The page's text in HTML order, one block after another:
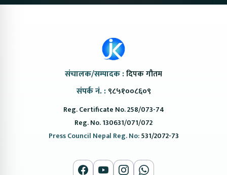
संचालक/सम्पादक :दिपक गौतम
संपर्क नं. : ९८५१००८६०९
Reg. Certificate No. 258/073-74
Reg. No. 130631/071/072
Press Council Nepal Reg. No:531/2072-73